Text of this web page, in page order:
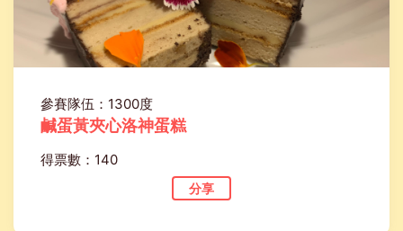
參賽隊伍：1300度
鹹蛋黃夾心洛神蛋糕
得票數：140
分享